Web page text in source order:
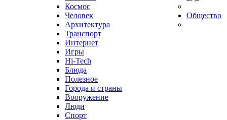
Космос
Человек
Архитектура
Транспорт
Интернет
Игры
Hi-Tech
Блюда
Полезное
Общество
Города и страны
Вооружение
Люди
Спорт